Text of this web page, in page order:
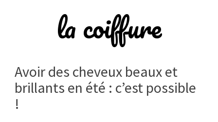
la coiffure
Avoir des cheveux beaux et
brillants en été : c’est possible
!